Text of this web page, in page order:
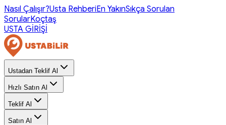
Nasıl Çalışır?Usta RehberiEn YakınSıkça Sorulan
SorularKoçtaş
USTA GİRİŞİ
Ustadan Teklif Al
Hızlı Satın Al
Teklif Al
Satın Al